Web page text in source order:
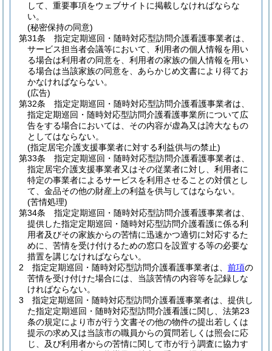
して、重要事項をウェブサイトに掲載しなければならな
い。
(秘密保持の同意)
第31条
指定定期巡回・随時対応型訪問介護看護事業者は、
サービス担当者会議等において、利用者の個人情報を用い
る場合は利用者の同意を、利用者の家族の個人情報を用い
る場合は当該家族の同意を、あらかじめ文書により得てお
かなければならない。
(広告)
第32条
指定定期巡回・随時対応型訪問介護看護事業者は、
指定定期巡回・随時対応型訪問介護看護事業所について広
告をする場合においては、その内容が虚為又は誇大なもの
としてはならない。
(指定居宅介護支援事業者に対する利益供与の禁止)
第33条
指定定期巡回・随時対応型訪問介護看護事業者は、
指定居宅介護支援事業者又はその従業者に対し、利用者に
特定の事業者によるサービスを利用させることの対償とし
て、金品その他の財産上の利益を供与してはならない。
(苦情処理)
第34条
指定定期巡回・随時対応型訪問介護看護事業者は、
提供した指定定期巡回・随時対応型訪問介護看護に係る利
用者及びその家族からの苦情に迅速かつ適切に対応するた
めに、苦情を受け付けるための窓口を設置する等の必要な
措置を講じなければならない。
2
指定定期巡回・随時対応型訪問介護看護事業者は、 前項の
苦情を受け付けた場合には、当該苦情の内容等を記録しな
ければならない。
3
指定定期巡回・随時対応型訪問介護看護事業者は、提供し
た指定定期巡回・随時対応型訪問介護看護に関し、法第23
条の規定により市が行う文書その他の物件の提出若しくは
提示の求め又は当該市の職員からの質問若しくは照会に応
じ、及び利用者からの苦情に関して市が行う調査に協力す